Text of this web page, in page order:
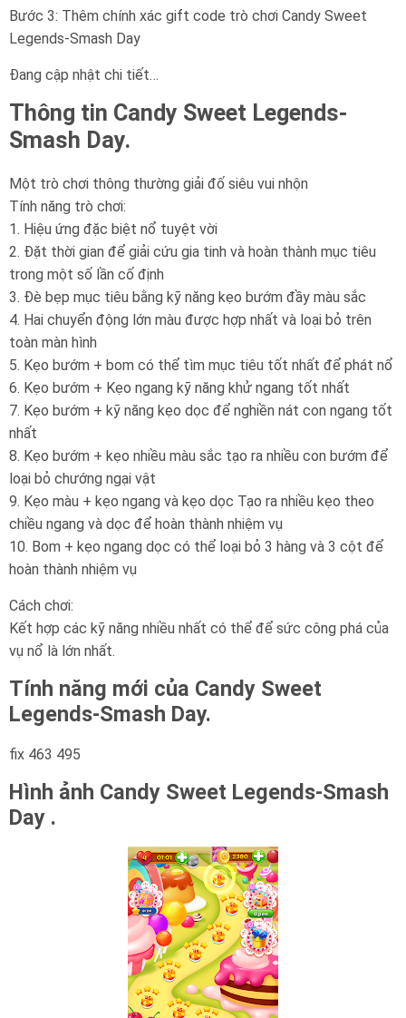
Bước 3: Thêm chính xác gift code trò chơi Candy Sweet
Legends-Smash Day
Đang cập nhật chi tiết…
Thông tin Candy Sweet Legends-
Smash Day.
Một trò chơi thông thường giải đố siêu vui nhộn
Tính năng trò chơi:
1. Hiệu ứng đặc biệt nổ tuyệt vời
2. Đặt thời gian để giải cứu gia tinh và hoàn thành mục tiêu
trong một số lần cố định
3. Đè bẹp mục tiêu bằng kỹ năng kẹo bướm đầy màu sắc
4. Hai chuyển động lớn màu được hợp nhất và loại bỏ trên
toàn màn hình
5. Kẹo bướm + bom có ​​thể tìm mục tiêu tốt nhất để phát nổ
6. Kẹo bướm + Kẹo ngang kỹ năng khử ngang tốt nhất
7. Kẹo bướm + kỹ năng kẹo dọc để nghiền nát con ngang tốt
nhất
8. Kẹo bướm + kẹo nhiều màu sắc tạo ra nhiều con bướm để
loại bỏ chướng ngại vật
9. Kẹo màu + kẹo ngang và kẹo dọc Tạo ra nhiều kẹo theo
chiều ngang và dọc để hoàn thành nhiệm vụ
10. Bom + kẹo ngang dọc có thể loại bỏ 3 hàng và 3 cột để
hoàn thành nhiệm vụ
Cách chơi:
Kết hợp các kỹ năng nhiều nhất có thể để sức công phá của
vụ nổ là lớn nhất.
Tính năng mới của Candy Sweet
Legends-Smash Day.
fix 463 495
Hình ảnh Candy Sweet Legends-Smash
Day .